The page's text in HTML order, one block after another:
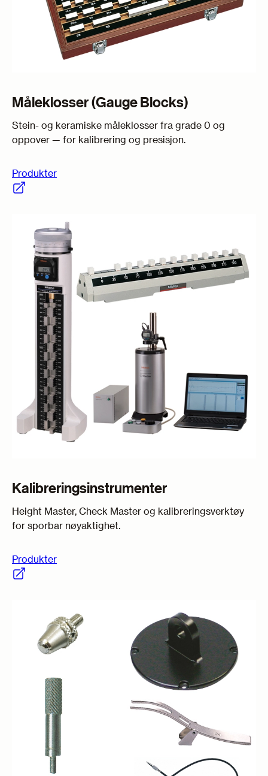
Måleklosser (Gauge Blocks)
Stein- og keramiske måleklosser fra grade 0 og
oppover — for kalibrering og presisjon.
Produkter
Kalibreringsinstrumenter
Height Master, Check Master og kalibreringsverktøy
for sporbar nøyaktighet.
Produkter